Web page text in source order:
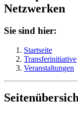
Netzwerken
Sie sind hier:
Startseite
Transferinitiative
Veranstaltungen